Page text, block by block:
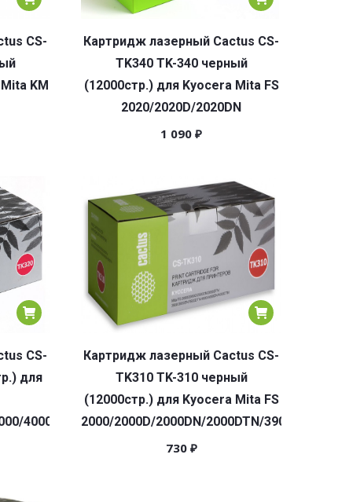
CS-
KM
Картридж лазерный Cactus CS-
TK340 TK-340 черный
(12000стр.) для Kyocera Mita FS
2020/2020D/2020DN
1 090 ₽
CS-
для
4000DN/4000DTN
Картридж лазерный Cactus CS-
TK310 TK-310 черный
(12000стр.) для Kyocera Mita FS
2000/2000D/2000DN/2000DTN/3900/
730 ₽